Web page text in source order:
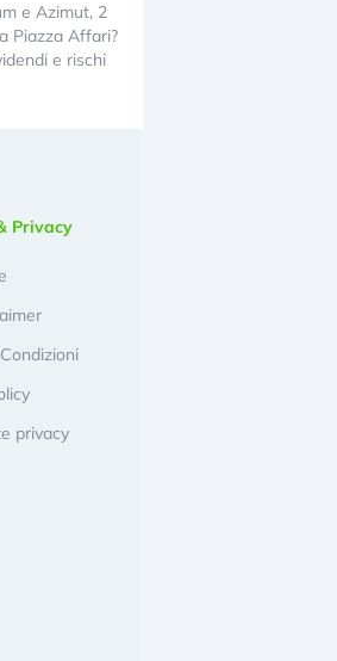
e Azimut, 2
Piazza Affari?
e rischi
Privacy
privacy